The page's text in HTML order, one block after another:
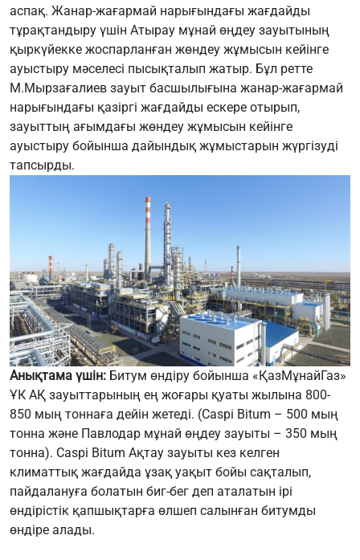
аспақ. Жанар-жағармай нарығындағы жағдайды
тұрақтандыру үшін Атырау мұнай өңдеу зауытының
қыркүйекке жоспарланған жөндеу жұмысын кейінге
ауыстыру мәселесі пысықталып жатыр. Бұл ретте
М.Мырзағалиев зауыт басшылығына жанар-жағармай
нарығындағы қазіргі жағдайды ескере отырып,
зауыттың ағымдағы жөндеу жұмысын кейінге
ауыстыру бойынша дайындық жұмыстарын жүргізуді
тапсырды.
Анықтама үшін: Битум өндіру бойынша «ҚазМұнайГаз»
ҰК АҚ зауыттарының ең жоғары қуаты жылына 800-
850 мың тоннаға дейін жетеді. (Caspi Bitum – 500 мың
тонна және Павлодар мұнай өңдеу зауыты – 350 мың
тонна). Caspi Bitum Ақтау зауыты кез келген
климаттық жағдайда ұзақ уақыт бойы сақталып,
пайдалануға болатын биг-бег деп аталатын ірі
өндірістік қапшықтарға өлшеп салынған битумды
өндіре алады.